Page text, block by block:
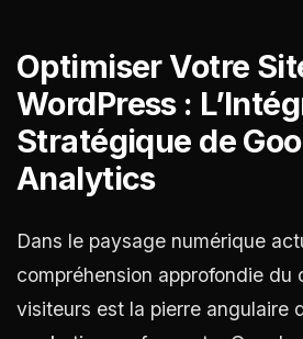
Optimiser Votre
WordPress :
Stratégique de
Analytics
Dans le paysage numérique
compréhension approfondie du
visiteurs est la pierre angulaire